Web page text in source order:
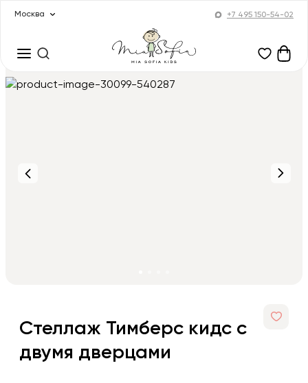
Москва +7 495 150-54-02
Стеллаж Тимберс кидс с
двумя дверцами